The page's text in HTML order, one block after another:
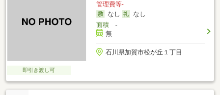
管理費等-
なし
なし
面積-
無
石川県加賀市松が丘１丁目
即引き渡し可